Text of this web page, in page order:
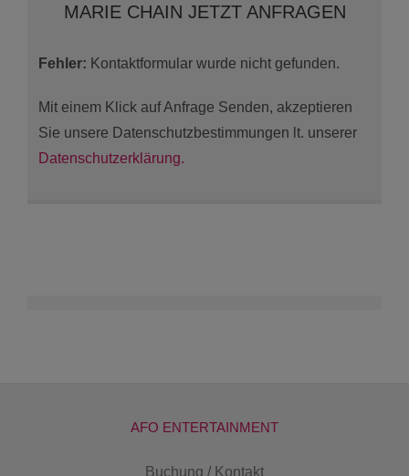
MARIE CHAIN JETZT ANFRAGEN
Fehler: Kontaktformular wurde nicht gefunden.
Mit einem Klick auf Anfrage Senden, akzeptieren
Sie unsere Datenschutzbestimmungen lt. unserer
Datenschutzerklärung.
AFO ENTERTAINMENT
Buchung / Kontakt